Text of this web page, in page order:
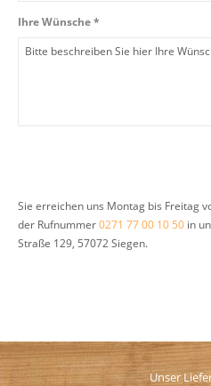
Ihre Wünsche *
Sie erreichen uns Montag bis Freitag
der Rufnummer0271 77 00 10 50 in
Straße 129, 57072 Siegen.
Unser